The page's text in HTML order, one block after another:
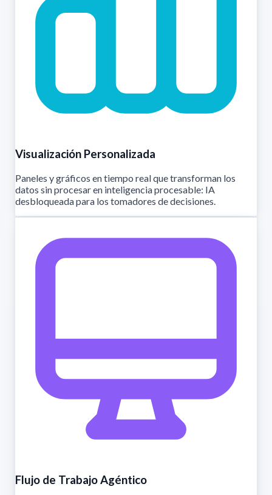
Visualización Personalizada
Paneles y gráficos en tiempo real que transforman los
datos sin procesar en inteligencia procesable: IA
desbloqueada para los tomadores de decisiones.
Flujo de Trabajo Agéntico